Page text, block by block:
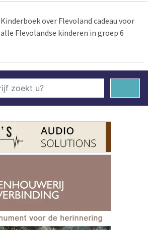
Kinderboek over Flevoland cadeau voor
alle Flevolandse kinderen in groep 6